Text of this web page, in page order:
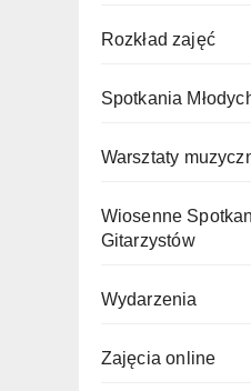
Rozkład zajęć
Spotkania
Warsztaty
Wiosenne
Gitarzystów
Wydarzenia
Zajęcia online